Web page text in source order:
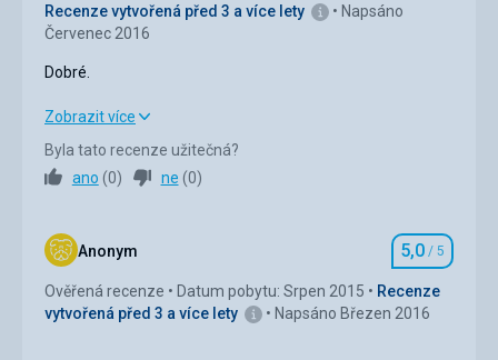
Cena
Recenze vytvořená před 3 a více lety
Napsáno
Červenec 2016
Dobré.
Dobré.
Strava
Okolí 3,0/ 5
Služby 4,0/ 5
Zobrazit více
Byla tato recenze užitečná?
ano (0) ne (0)
Anonym Hodnocení
5,0 / 5
Ověřená recenze Datum pobytu: Srpen 2015
Recenze
vytvořená před 3 a více lety
Napsáno Březen 2016